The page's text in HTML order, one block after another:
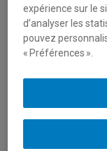
Cérémonie de
présidents et
souscription de
président, de la
Jacques
Giasson, L.
Bilodeau,
expérience sur le
d’analyser les
pouvez
« Préférences ».